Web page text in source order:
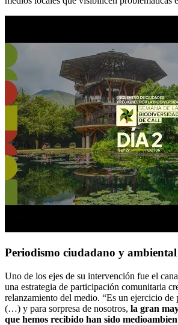
Periodismo ciudadano y ambiental
Uno de los ejes de su intervención fue el
una estrategia de participación comunitaria
relanzamiento del medio. “Es un ejercicio de
(…) y para sorpresa de nosotros, la gran
que hemos recibido han sido